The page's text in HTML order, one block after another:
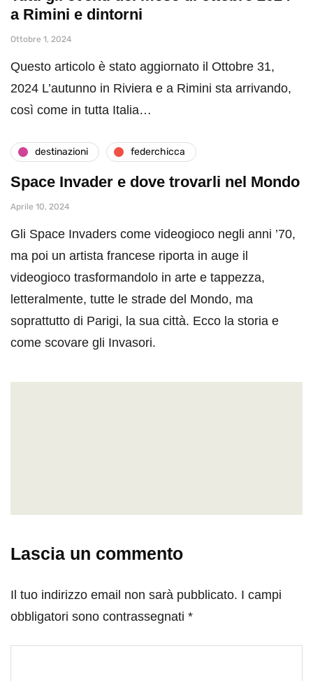
a Rimini e dintorni
Ottobre 1, 2024
Questo articolo è stato aggiornato il Ottobre 31,
2024 L’autunno in Riviera e a Rimini sta arrivando,
così come in tutta Italia…
destinazioni federchicca
Space Invader e dove trovarli nel Mondo
Aprile 10, 2024
Gli Space Invaders come videogioco negli anni ’70,
ma poi un artista francese riporta in auge il
videogioco trasformandolo in arte e tappezza,
letteralmente, tutte le strade del Mondo, ma
soprattutto di Parigi, la sua città. Ecco la storia e
come scovare gli Invasori.
Lascia un commento
Il tuo indirizzo email non sarà pubblicato. I campi
obbligatori sono contrassegnati *